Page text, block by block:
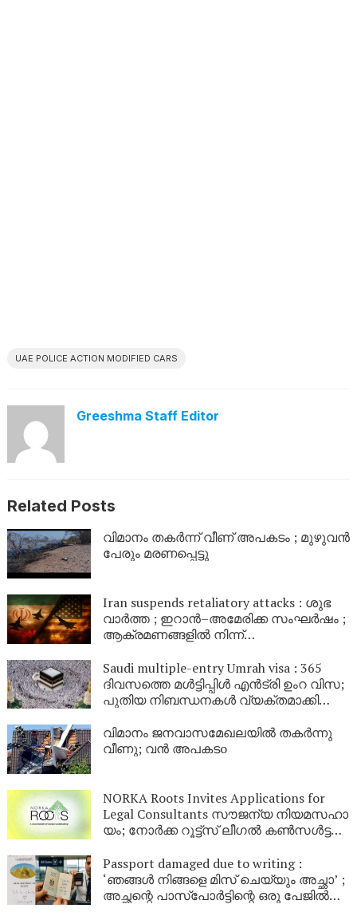
UAE POLICE ACTION MODIFIED CARS
Greeshma Staff Editor
Related Posts
വിമാനം തകർന്ന് വീണ് അപകടം ; മുഴുവൻ
പേരും മരണപ്പെട്ടു
Iran suspends retaliatory attacks : ശുഭ
വാർത്ത ; ഇറാൻ–അമേരിക്ക സംഘർഷം ;
ആക്രമണങ്ങളിൽ നിന്ന്
പ്രതീക്ഷ
Saudi multiple-entry Umrah visa : 365
ദിവസത്തെ മൾട്ടിപ്പിൾ എൻട്രി ഉംറ വിസ;
പുതിയ നിബന്ധനകൾ വ്യക്തമാക്കി
വിമാനം ജനവാസമേഖലയിൽ തകർന്നു
വീണു; വൻ അപകടo
NORKA Roots Invites Applications for
Legal Consultants സൗ​ജ​ന്യ നി​യ​മ​സ​ഹാ​
യം; നോ​ർ​ക്ക റൂ​ട്ട്സ് ലീ​ഗ​ൽ ക​ൺ​സ​ൾ​ട്ട​ന്റു​
Passport damaged due to writing :
‘ഞങ്ങൾ നിങ്ങളെ മിസ് ചെയ്യും അച്ഛാ’ ;
അച്ഛന്റെ പാസ്പോർട്ടിന്റെ ഒരു പേജിൽ